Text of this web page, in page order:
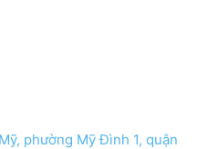
phường Mỹ Đình 1, quận